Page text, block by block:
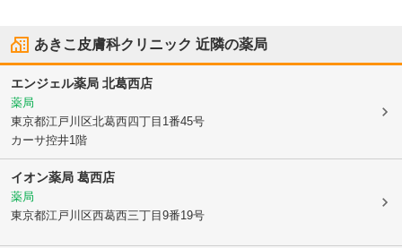
あきこ皮膚科クリニック 近隣の薬局
エンジェル薬局 北葛西店
薬局
東京都江戸川区北葛西四丁目1番45号
カーサ控井1階
イオン薬局 葛西店
薬局
東京都江戸川区西葛西三丁目9番19号